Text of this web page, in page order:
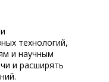
технологий,
и научным
и расширять